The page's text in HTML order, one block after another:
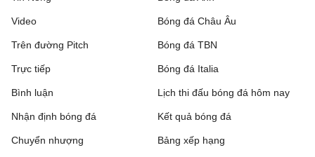
Video
Trên đường Pitch
Trực tiếp
Bóng đá Châu Âu
Bóng đá TBN
Bóng đá Italia
Bình luận
Nhận định bóng đá
Chuyển nhượng
Lịch thi đấu bóng đá hôm nay
Kết quả bóng đá
Bảng xếp hạng